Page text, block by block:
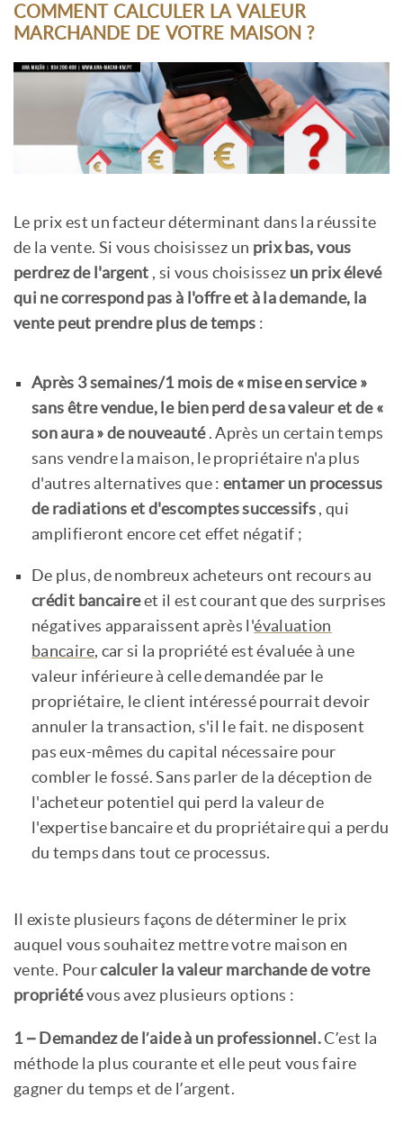
COMMENT CALCULER LA VALEUR
MARCHANDE DE VOTRE MAISON ?
Le prix est un facteur déterminant dans la réussite
de la vente. Si vous choisissez un prix bas, vous
perdrez de l'argent , si vous choisissez un prix élevé
qui ne correspond pas à l'offre et à la demande, la
vente peut prendre plus de temps :
Après 3 semaines/1 mois de « mise en service »
sans être vendue, le bien perd de sa valeur et de «
son aura » de nouveauté. Après un certain temps
sans vendre la maison, le propriétaire n'a plus
d'autres alternatives que :entamer un processus
de radiations et d'escomptes successifs , qui
amplifieront encore cet effet négatif ;
De plus, de nombreux acheteurs ont recours au
crédit bancaireet il est courant que des surprises
négatives apparaissent après l'évaluation
bancaire, car si la propriété est évaluée à une
valeur inférieure à celle demandée par le
propriétaire, le client intéressé pourrait devoir
annuler la transaction, s'il le fait. ne disposent
pas eux-mêmes du capital nécessaire pour
combler le fossé. Sans parler de la déception de
l'acheteur potentiel qui perd la valeur de
l'expertise bancaire et du propriétaire qui a perdu
du temps dans tout ce processus.
Il existe plusieurs façons de déterminer le prix
auquel vous souhaitez mettre votre maison en
vente. Pourcalculer la valeur marchande de votre
propriétévous avez plusieurs options :
1 – Demandez de l’aide à un professionnel.C’est la
méthode la plus courante et elle peut vous faire
gagner du temps et de l’argent.